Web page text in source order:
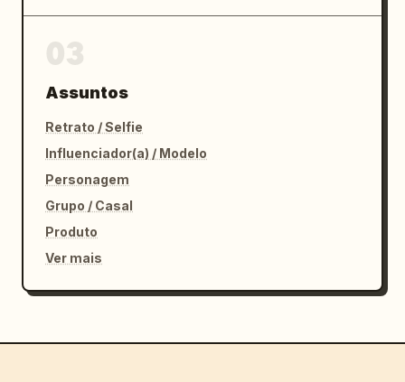
Assuntos
Retrato / Selfie
Influenciador(a) / Modelo
Personagem
Grupo / Casal
Produto
Ver mais